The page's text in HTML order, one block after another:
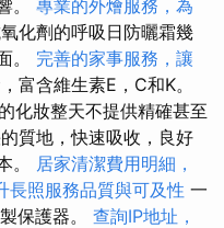
。 專業的外燴服務，為
化劑的呼吸日防曬霜幾
。 完善的家事服務，讓
富含維生素E，C和K。
化妝整天不提供精確甚至
質地，快速吸收，良好
。 居家清潔費用明細，
長照服務品質與可及性 一
保護器。 查詢IP地址，